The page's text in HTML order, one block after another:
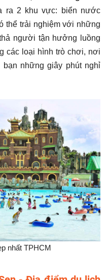
ra 2 khu vực: biển nước
thể trải nghiệm với những
người tận hưởng luồng
các loại hình trò chơi, nơi
những giây phút nghỉ
nhất TPHCM